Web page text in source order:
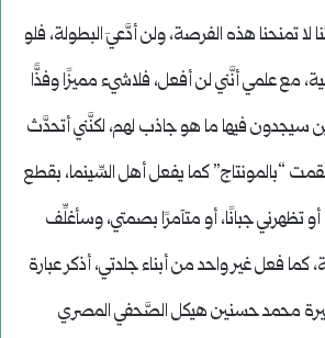
لا تمنحنا هذه الفرصة، ولن أدَّعيَ البطولة، فلو
مع علمي أنَّني لن أفعل، فلاشيء مميزًا وفذًّا
سيجدون فيها ما هو جاذب لهم، لكنَّني أتحدَّث
“بالمونتاج” كما يفعل أهل السِّينما، بقطع
أو تظهرني جبانًا، أو متآمرًا بصمتي، وسأغلِّف
كما فعل غير واحد من أبناء جلدتي، أذكر عبارة
سيرة محمد حسنين هيكل الصَّحفي المصري